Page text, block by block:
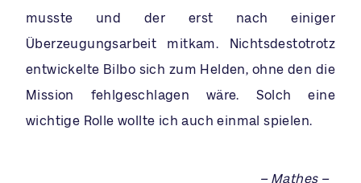
musste und der erst nach einiger
Überzeugungsarbeit mitkam. Nichtsdestotrotz
entwickelte Bilbo sich zum Helden, ohne den die
Mission fehlgeschlagen wäre. Solch eine
wichtige Rolle wollte ich auch einmal spielen.
– Mathes –